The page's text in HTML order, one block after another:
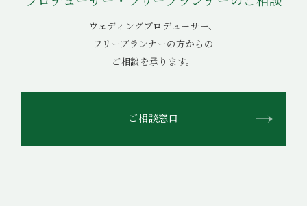
ウェディングプロデューサー、
フリープランナーの方からの
ご相談を承ります。
ご相談窓口